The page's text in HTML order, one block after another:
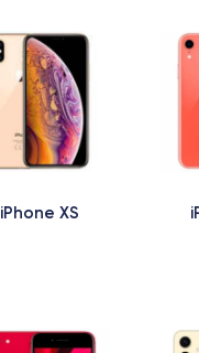
iPhone XS